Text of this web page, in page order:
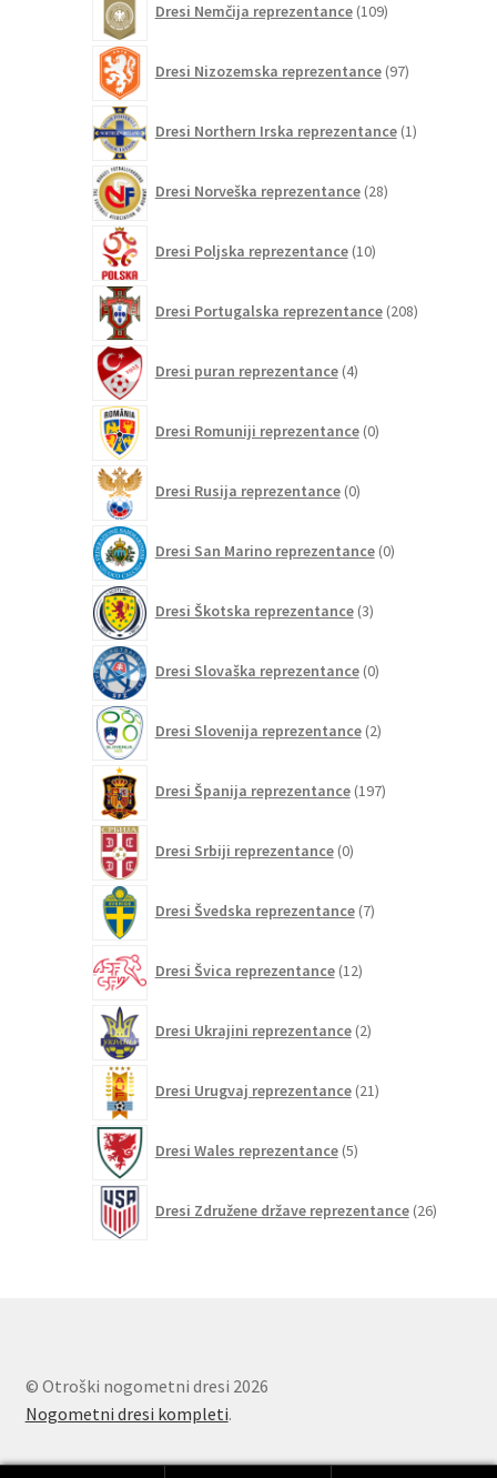
Dresi Nemčija reprezentance 109izdelkov
Dresi Nizozemska reprezentance 97izdelkov
Dresi Northern Irska reprezentance 1izdelek
Dresi Norveška reprezentance 28izdelkov
Dresi Poljska reprezentance 10izdelkov
Dresi Portugalska reprezentance 208izdelkov
Dresi puran reprezentance 4izdelki
Dresi Romuniji reprezentance 0izdelkov
Dresi Rusija reprezentance 0izdelkov
Dresi San Marino reprezentance 0izdelkov
Dresi Škotska reprezentance 3izdelki
Dresi Slovaška reprezentance 0izdelkov
Dresi Slovenija reprezentance 2izdelka
Dresi Španija reprezentance 197izdelkov
Dresi Srbiji reprezentance 0izdelkov
Dresi Švedska reprezentance 7izdelkov
Dresi Švica reprezentance 12izdelkov
Dresi Ukrajini reprezentance 2izdelka
Dresi Urugvaj reprezentance 21izdelkov
Dresi Wales reprezentance 5izdelkov
Dresi Združene države reprezentance 26izdelkov
© Otroški nogometni dresi 2026
Nogometni dresi kompleti.